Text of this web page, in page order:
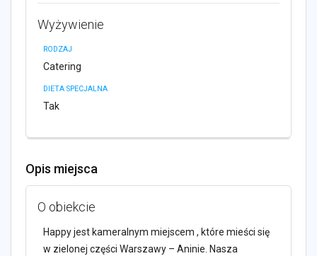
Wyżywienie
RODZAJ
Catering
DIETA SPECJALNA
Tak
Opis miejsca
O obiekcie
Happy jest kameralnym miejscem , które mieści się
w zielonej części Warszawy – Aninie. Nasza